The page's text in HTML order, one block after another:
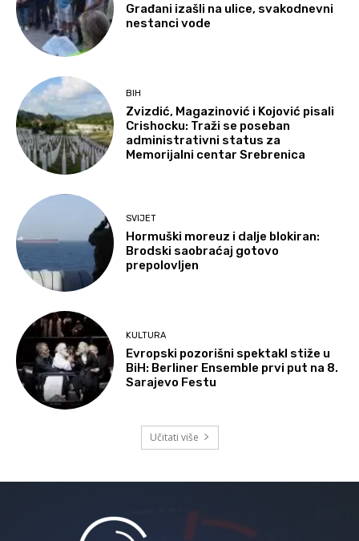
Građani izašli na ulice, svakodnevni
nestanci vode
BIH
Zvizdić, Magazinović i Kojović pisali
Crishocku: Traži se poseban
administrativni status za
Memorijalni centar Srebrenica
SVIJET
Hormuški moreuz i dalje blokiran:
Brodski saobraćaj gotovo
prepolovljen
KULTURA
Evropski pozorišni spektakl stiže u
BiH: Berliner Ensemble prvi put na 8.
Sarajevo Festu
Učitati više